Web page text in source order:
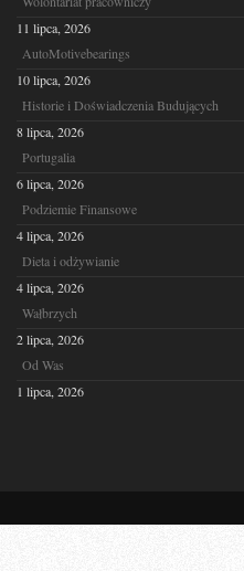
11 lipca, 2026
AutoMotivebearings
10 lipca, 2026
Historie i Doświadczenia Budujących
8 lipca, 2026
Portugalia
6 lipca, 2026
Podziemie Finansowe
4 lipca, 2026
Dieta i odżywianie
4 lipca, 2026
Wałbrzych
2 lipca, 2026
Od Was
1 lipca, 2026